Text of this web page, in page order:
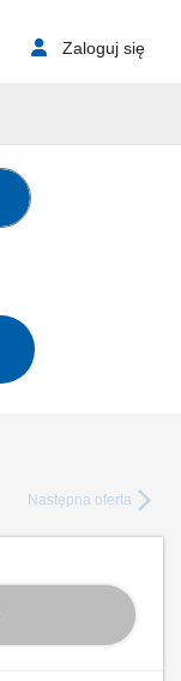
Zaloguj się
Następna oferta